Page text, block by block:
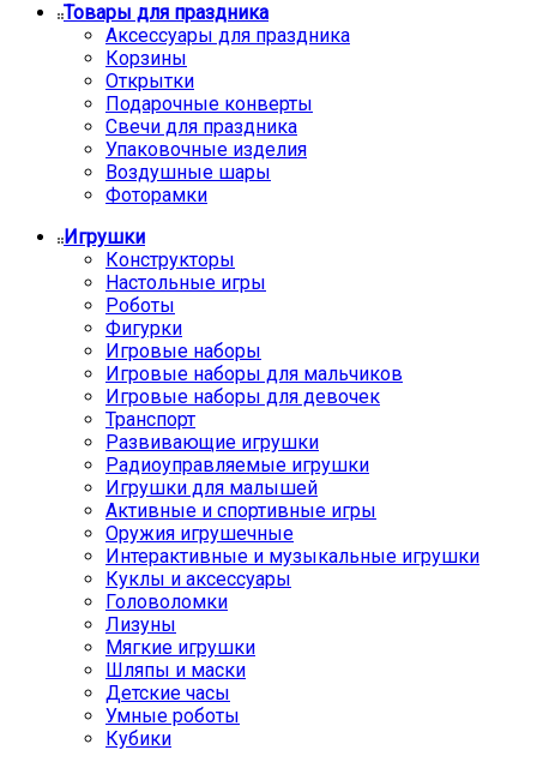
Товары для праздника
Аксессуары для праздника
Корзины
Открытки
Подарочные конверты
Свечи для праздника
Упаковочные изделия
Воздушные шары
Фоторамки
Игрушки
Конструкторы
Настольные игры
Роботы
Фигурки
Игровые наборы
Игровые наборы для мальчиков
Игровые наборы для девочек
Транспорт
Развивающие игрушки
Радиоуправляемые игрушки
Игрушки для малышей
Активные и спортивные игры
Оружия игрушечные
Интерактивные и музыкальные игрушки
Куклы и аксессуары
Головоломки
Лизуны
Мягкие игрушки
Шляпы и маски
Детские часы
Умные роботы
Кубики